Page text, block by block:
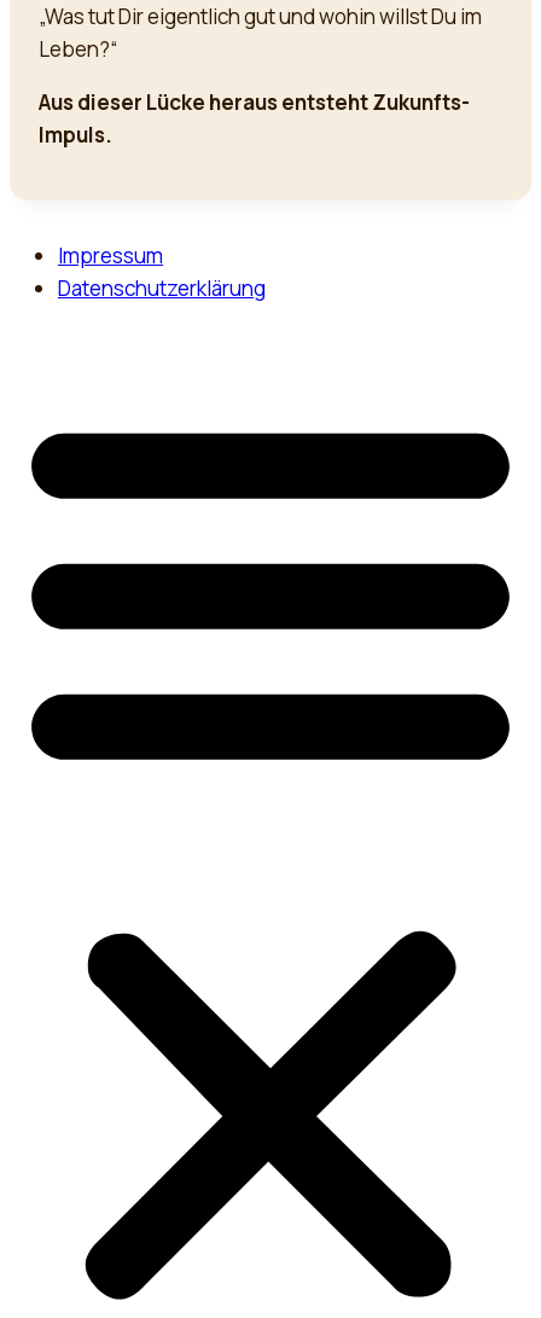
„Was tut Dir eigentlich gut und wohin willst Du im
Leben?“
Aus dieser Lücke heraus entsteht Zukunfts-
Impuls.
Impressum
Datenschutzerklärung